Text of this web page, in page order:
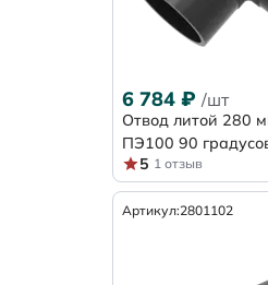
6 784 ₽ /шт
Отвод литой 280
ПЭ100 90
5 1 отзыв
Артикул:2801102